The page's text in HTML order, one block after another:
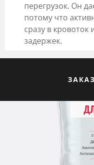
перегрузок. Он
потому что
сразу в
задержек.